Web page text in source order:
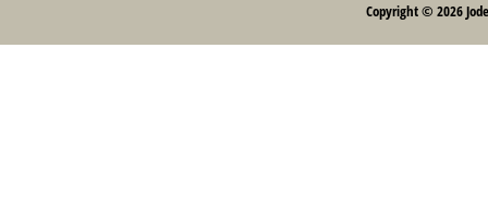
Copyright © 2026